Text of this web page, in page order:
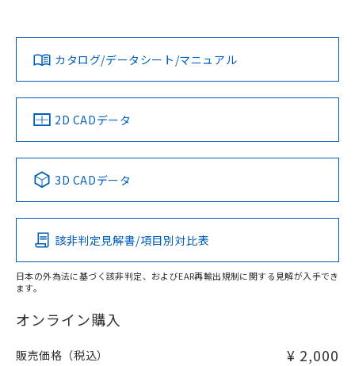
ダウンロードデータをご利用いただく前に、以下を必ずお読
みください。
ソフトウェアの使用条件
対応済み
中国 RoHS 注意事項・凡例
Pb Hg Cd Cr(VI)
O
在庫等で未対応品が混在する可能性があります。
問い合わせください。
LR型式承認
（イギリス
船舶規格）
DNV型式承認
（ノルウェー
BV型式承認
（フランス
KR型式
（韓国
No No No No
この製品の規格認証/適合状況ページへ
その他の認証はこちらのページからご検索ください
カタログ/データシート/マニュアル
2D CADデータ
3D CADデータ
該非判定見解書/項目別対比表
日本の外為法に基づく該非判定、およびEAR再輸出規制に関する見解が入手でき
ます。
オンライン購入
販売価格（税込） ¥ 2,000